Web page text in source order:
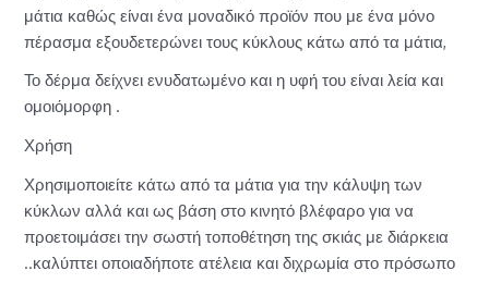
μάτια καθώς είναι ένα μοναδικό προϊόν που με ένα μόνο
πέρασμα εξουδετερώνει τους κύκλους κάτω από τα μάτια,
Το δέρμα δείχνει ενυδατωμένο και η υφή του είναι λεία και
ομοιόμορφη .
Χρήση
Χρησιμοποιείτε κάτω από τα μάτια για την κάλυψη των
κύκλων αλλά και ως βάση στο κινητό βλέφαρο για να
προετοιμάσει την σωστή τοποθέτηση της σκιάς με διάρκεια
..καλύπτει οποιαδήποτε ατέλεια και διχρωμία στο πρόσωπο